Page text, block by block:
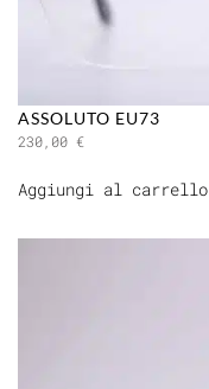
ASSOLUTO EU73
230,00 €
Aggiungi al carrello